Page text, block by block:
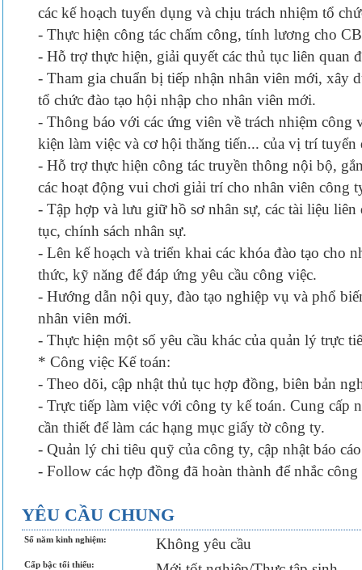
các kế hoạch tuyển dụng và chịu trách nhiệm tổ
- Thực hiện công tác chấm công, tính lương cho
- Hỗ trợ thực hiện, giải quyết các thủ tục liên
- Tham gia chuẩn bị tiếp nhận nhân viên mới, xây
tổ chức đào tạo hội nhập cho nhân viên mới.
- Thông báo với các ứng viên về trách nhiệm công
kiện làm việc và cơ hội thăng tiến... của vị trí tuyển
- Hỗ trợ thực hiện công tác truyền thông nội bộ,
các hoạt động vui chơi giải trí cho nhân viên công
- Tập hợp và lưu giữ hồ sơ nhân sự, các tài liệu liên
tục, chính sách nhân sự.
- Lên kế hoạch và triển khai các khóa đào tạo cho
thức, kỹ năng để đáp ứng yêu cầu công việc.
- Hướng dẫn nội quy, đào tạo nghiệp vụ và phổ
nhân viên mới.
- Thực hiện một số yêu cầu khác của quản lý trực
* Công việc Kế toán:
- Theo dõi, cập nhật thủ tục hợp đồng, biên bản
- Trực tiếp làm việc với công ty kế toán. Cung cấp
cần thiết để làm các hạng mục giấy tờ công ty.
- Quản lý chi tiêu quỹ của công ty, cập nhật báo
- Follow các hợp đồng đã hoàn thành để nhắc
YÊU CẦU CHUNG
Số năm kinh nghiệm: Không yêu cầu
Cấp bậc tối thiểu: